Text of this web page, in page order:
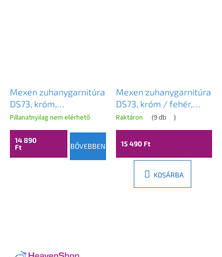
Mexen zuhanygarnitúra
DS73, króm,
785734583-00
Pillanatnyilag nem elérhető
14 890
Ft
BŐVEBBEN
Mexen zuhanygarnitúra
DS73, króm / fehér,
785734583-02
Raktáron (9 db )
15 490 Ft
KOSÁRBA